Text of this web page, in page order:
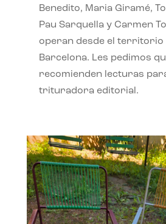
Benedito, Maria Giramé,
Pau Sarquella y Carmen
operan desde el territorio
Barcelona. Les pedimos
recomienden lecturas
trituradora editorial.